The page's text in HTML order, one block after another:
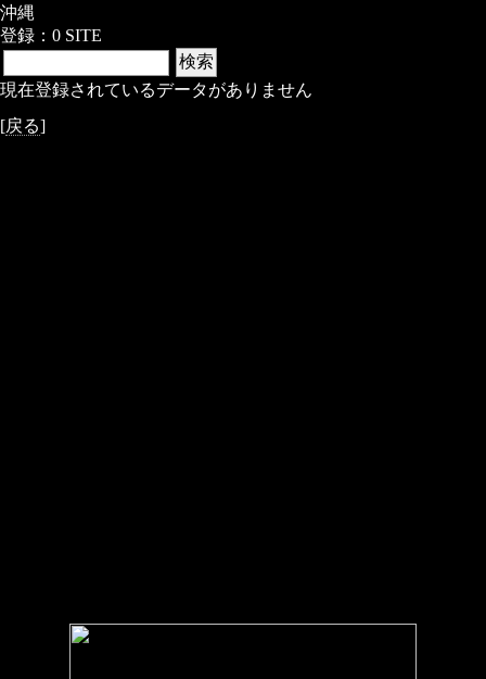
沖縄
登録：0 SITE
現在登録されているデータがありません
[戻る]